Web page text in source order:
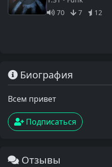
70
7 12
Биография
Всем привет
Подписаться
Отзывы